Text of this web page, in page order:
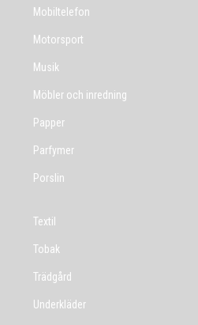
Mobiltelefon
Motorsport
Musik
Möbler och inredning
Papper
Parfymer
Porslin
Textil
Tobak
Trädgård
Underkläder